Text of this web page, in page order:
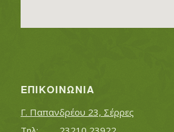
ΕΠΙΚΟΙΝΩΝΊΑ
Γ. Παπανδρέου 23, Σέρρες